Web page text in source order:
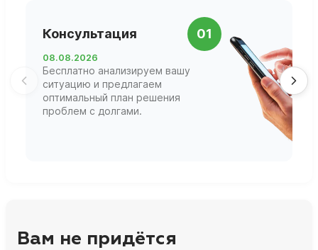
Консультация 01
08.08.2026
Бесплатно анализируем вашу
ситуацию и предлагаем
оптимальный план решения
проблем с долгами.
Вам не придётся